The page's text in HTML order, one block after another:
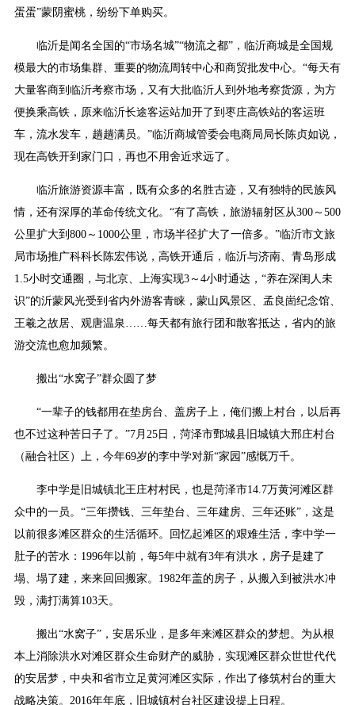
蛋蛋”蒙阴蜜桃，纷纷下单购买。
临沂是闻名全国的“市场名城”“物流之都”，临沂商城是全国规
模最大的市场集群、重要的物流周转中心和商贸批发中心。“每天有
大量客商到临沂考察市场，又有大批临沂人到外地考察货源，为方
便换乘高铁，原来临沂长途客运站加开了到枣庄高铁站的客运班
车，流水发车，趟趟满员。”临沂商城管委会电商局局长陈贞如说，
现在高铁开到家门口，再也不用舍近求远了。
临沂旅游资源丰富，既有众多的名胜古迹，又有独特的民族风
情，还有深厚的革命传统文化。“有了高铁，旅游辐射区从300～500
公里扩大到800～1000公里，市场半径扩大了一倍多。”临沂市文旅
局市场推广科科长陈宏伟说，高铁开通后，临沂与济南、青岛形成
1.5小时交通圈，与北京、上海实现3～4小时通达，“养在深闺人未
识”的沂蒙风光受到省内外游客青睐，蒙山风景区、孟良崮纪念馆、
王羲之故居、观唐温泉……每天都有旅行团和散客抵达，省内的旅
游交流也愈加频繁。
搬出“水窝子”群众圆了梦
“一辈子的钱都用在垫房台、盖房子上，俺们搬上村台，以后再
也不过这种苦日子了。”7月25日，菏泽市鄄城县旧城镇大邢庄村台
（融合社区）上，今年69岁的李中学对新“家园”感慨万千。
李中学是旧城镇北王庄村村民，也是菏泽市14.7万黄河滩区群
众中的一员。“三年攒钱、三年垫台、三年建房、三年还账”，这是
以前很多滩区群众的生活循环。回忆起滩区的艰难生活，李中学一
肚子的苦水：1996年以前，每5年中就有3年有洪水，房子是建了
塌、塌了建，来来回回搬家。1982年盖的房子，从搬入到被洪水冲
毁，满打满算103天。
搬出“水窝子”，安居乐业，是多年来滩区群众的梦想。为从根
本上消除洪水对滩区群众生命财产的威胁，实现滩区群众世世代代
的安居梦，中央和省市立足黄河滩区实际，作出了修筑村台的重大
战略决策。2016年年底，旧城镇村台社区建设提上日程。